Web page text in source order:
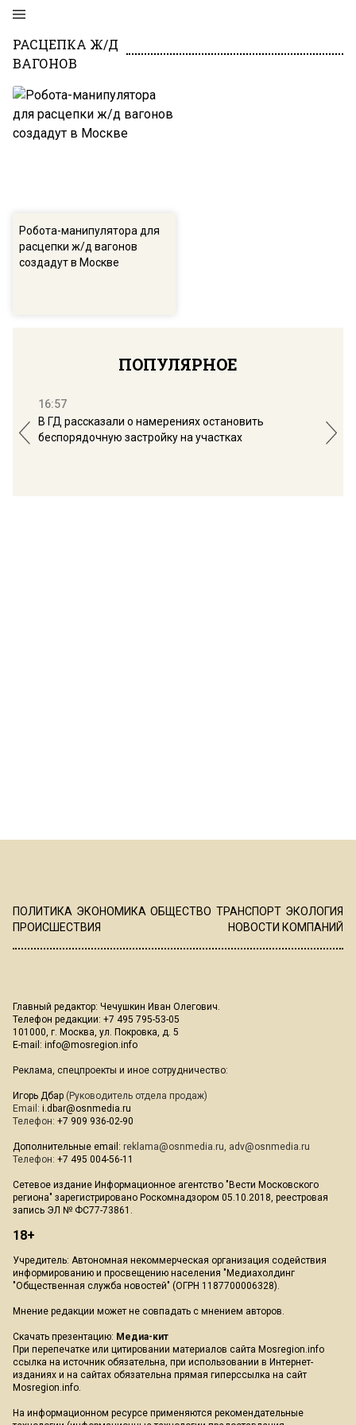
РАСЦЕПКА Ж/Д
ВАГОНОВ
Робота-манипулятора для
расцепки ж/д вагонов
создадут в Москве
ПОПУЛЯРНОЕ
16:57
В ГД рассказали о намерениях остановить
беспорядочную застройку на участках
ПОЛИТИКА ЭКОНОМИКА ОБЩЕСТВО ТРАНСПОРТ ЭКОЛОГИЯ
ПРОИСШЕСТВИЯ
НОВОСТИ КОМПАНИЙ
Главный редактор: Чечушкин Иван Олегович.
Телефон редакции: +7 495 795-53-05
101000, г. Москва, ул. Покровка, д. 5
E-mail: info@mosregion.info
Реклама, спецпроекты и иное сотрудничество:
Игорь Дбар (Руководитель отдела продаж)
Email: i.dbar@osnmedia.ru
Телефон: +7 909 936-02-90
Дополнительные email: reklama@osnmedia.ru, adv@osnmedia.ru
Телефон: +7 495 004-56-11
Сетевое издание Информационное агентство "Вести Московского
региона" зарегистрировано Роскомнадзором 05.10.2018, реестровая
запись ЭЛ № ФС77-73861.
18+
Учредитель: Автономная некоммерческая организация содействия
информированию и просвещению населения "Медиахолдинг
"Общественная служба новостей" (ОГРН 1187700006328).
Мнение редакции может не совпадать с мнением авторов.
Скачать презентацию: Медиа-кит
При перепечатке или цитировании материалов сайта Mosregion.info
ссылка на источник обязательна, при использовании в Интернет-
изданиях и на сайтах обязательна прямая гиперссылка на сайт
Mosregion.info.
На информационном ресурсе применяются рекомендательные